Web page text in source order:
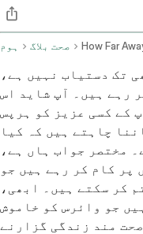
ہوم صحت بلاگ
تک دستیاب نہیں ہے،
رہے ہیں۔ آپ شاید اس
کے کسی عزیز کو ہرپس
چاہتے ہیں کہ کیا
مختصر جواب ہاں ہے،
پر کام کر رہے ہیں جو
کر سکتے ہیں۔ ابھی،
جو وائرس کو خاموش
مند زندگی گزارنے